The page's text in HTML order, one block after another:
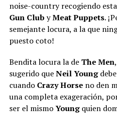
noise-country recogiendo
Gun Club yMeat Puppets.
semejante locura, a la que
puesto coto!
Bendita locura la de The Men
sugerido queNeil Young
cuando Crazy Horse no den
una completa exageración,
ser el mismoYoungquien